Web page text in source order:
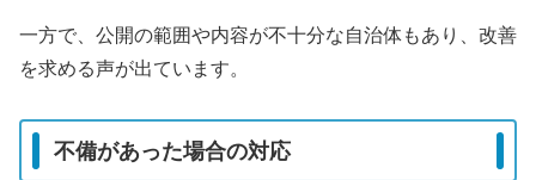
一方で、公開の範囲や内容が不十分な自治体もあり、改善
を求める声が出ています。
不備があった場合の対応